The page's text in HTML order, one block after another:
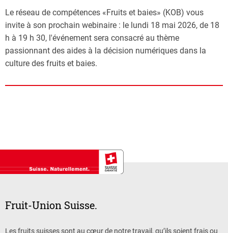
Le réseau de compétences «Fruits et baies» (KOB) vous
invite à son prochain webinaire : le lundi 18 mai 2026, de 18
h à 19 h 30, l'événement sera consacré au thème
passionnant des aides à la décision numériques dans la
culture des fruits et baies.
Fruit-Union Suisse.
Les fruits suisses sont au cœur de notre travail, qu’ils soient frais ou